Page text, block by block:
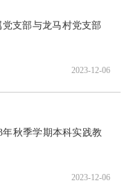
2023-12-06
2023-12-06